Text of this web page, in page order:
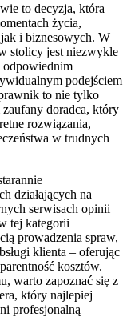
to decyzja, która
życia,
i biznesowych. W
stolicy jest niezwykle
odpowiednim
podejściem
to nie tylko
doradca, który
rozwiązania,
w trudnych
działających na
serwisach opinii
tej kategorii
prowadzenia spraw,
klienta – oferując
kosztów.
warto zapoznać się z
który najlepiej
profesjonalną